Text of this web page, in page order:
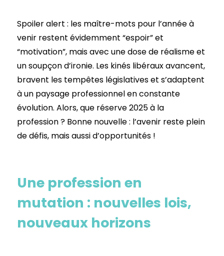
Spoiler alert : les maître-mots pour l’année à
venir restent évidemment “espoir” et
“motivation”, mais avec une dose de réalisme et
un soupçon d’ironie. Les kinés libéraux avancent,
bravent les tempêtes législatives et s’adaptent
à un paysage professionnel en constante
évolution. Alors, que réserve 2025 à la
profession ? Bonne nouvelle : l’avenir reste plein
de défis, mais aussi d’opportunités !
Une profession en
mutation : nouvelles lois,
nouveaux horizons